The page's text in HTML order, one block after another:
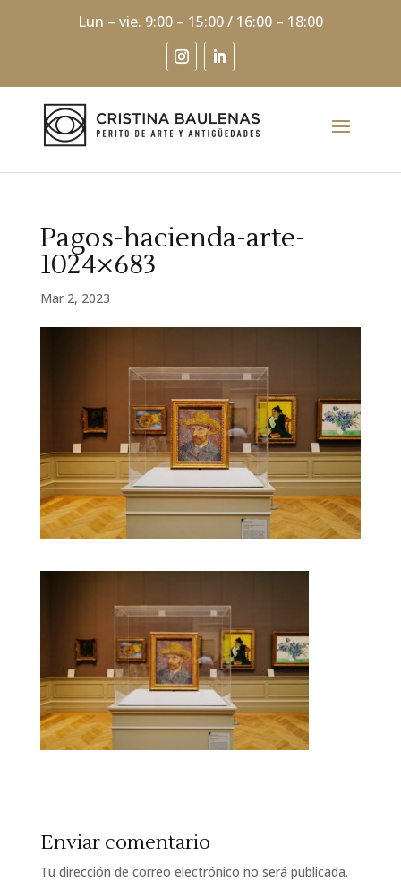
Lun – vie. 9:00 – 15:00 / 16:00 – 18:00
Pagos-hacienda-arte-
1024×683
Mar 2, 2023
Enviar comentario
Tu dirección de correo electrónico no será publicada.